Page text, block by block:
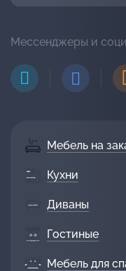
Мебель на
Кухни
Диваны
Гостиные
Мебель для
Мессенджеры и